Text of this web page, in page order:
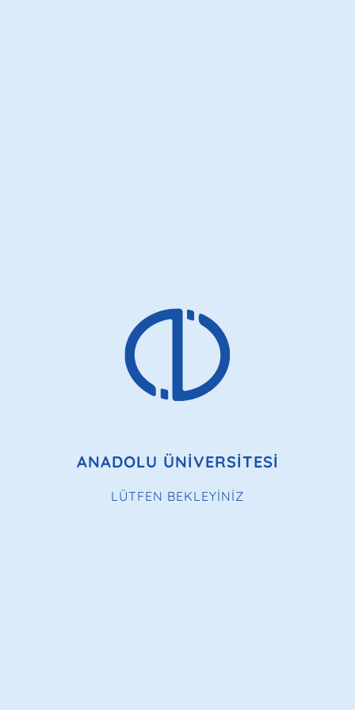
ANADOLU ÜNİVERSİTESİ
LÜTFEN BEKLEYİNİZ